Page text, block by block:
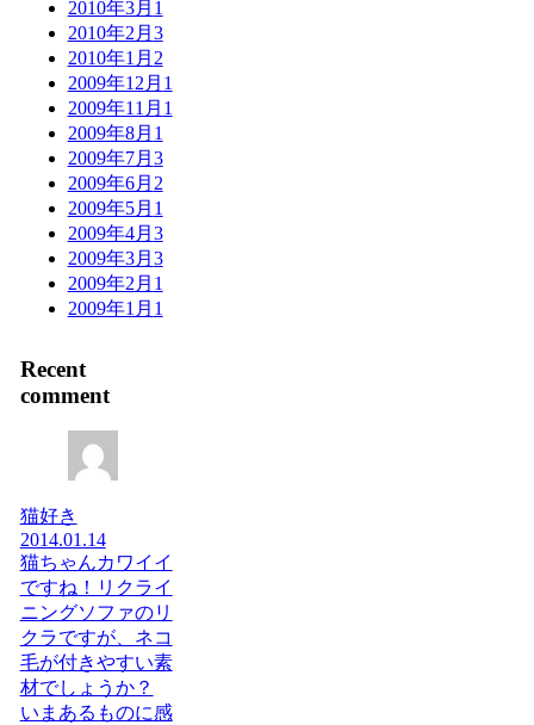
2010年3月 1
2010年2月 3
2010年1月 2
2009年12月 1
2009年11月 1
2009年8月 1
2009年7月 3
2009年6月 2
2009年5月 1
2009年4月 3
2009年3月 3
2009年2月 1
2009年1月 1
Recent
comment
猫好き
2014.01.14
猫ちゃんカワイイ
ですね！リクライ
ニングソファのリ
クラですが、ネコ
毛が付きやすい素
材でしょうか？
いまあるものに感